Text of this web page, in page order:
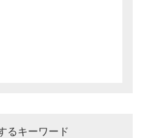
るキーワード